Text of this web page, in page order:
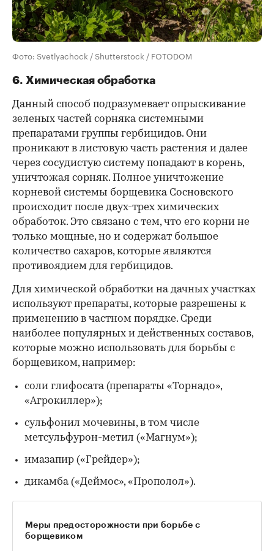
Фото: Svetlyachock / Shutterstock / FOTODOM
6. Химическая обработка
Данный способ подразумевает опрыскивание
зеленых частей сорняка системными
препаратами группы гербицидов. Они
проникают в листовую часть растения и далее
через сосудистую систему попадают в корень,
уничтожая сорняк. Полное уничтожение
корневой системы борщевика Сосновского
происходит после двух-трех химических
обработок. Это связано с тем, что его корни не
только мощные, но и содержат большое
количество сахаров, которые являются
противоядием для гербицидов.
Для химической обработки на дачных участках
используют препараты, которые разрешены к
применению в частном порядке. Среди
наиболее популярных и действенных составов,
которые можно использовать для борьбы с
борщевиком, например:
соли глифосата (препараты «Торнадо»,
«Агрокиллер»);
сульфонил мочевины, в том числе
метсульфурон-метил («Магнум»);
имазапир («Грейдер»);
дикамба («Деймос», «Прополол»).
Меры предосторожности при борьбе с
борщевиком